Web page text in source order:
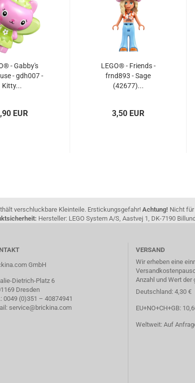
- Gabby's
- gdh007 -
Kitty...
EUR
LEGO® - Friends -
frnd893 - Sage
(42677)...
3,50 EUR
verschluckbare Kleinteile. Erstickungsgefahr! Achtung! Nicht für
Hersteller: LEGO System A/S, Aastvej 1, DK-7190
GmbH
Dietrich-Platz 6
Dresden
0049 (0)351 – 40874941
service@brickina.com
VERSAND
Wir erheben eine
Anzahl und Wert
Deutschland: 4,30 €
EU+NO+CH+GB:
Weltweit: Auf